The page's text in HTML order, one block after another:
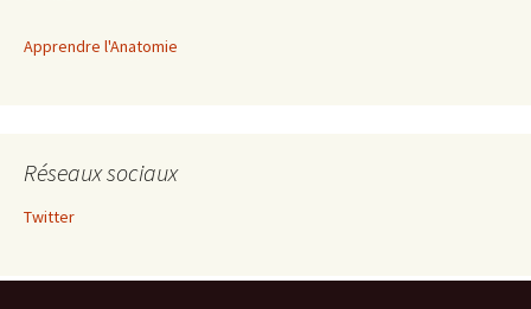
Apprendre l'Anatomie
Réseaux sociaux
Twitter